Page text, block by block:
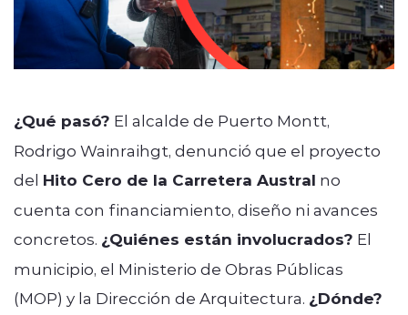
¿Qué pasó? El alcalde de Puerto Montt,
Rodrigo Wainraihgt, denunció que el proyecto
del Hito Cero de la Carretera Austral no
cuenta con financiamiento, diseño ni avances
concretos. ¿Quiénes están involucrados? El
municipio, el Ministerio de Obras Públicas
(MOP) y la Dirección de Arquitectura. ¿Dónde?